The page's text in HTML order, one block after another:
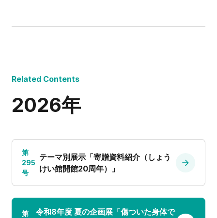
Related Contents
2026年
第
295
号
テーマ別展示「寄贈資料紹介（しょう
けい館開館20周年）」
第
令和8年度 夏の企画展「傷ついた身体で